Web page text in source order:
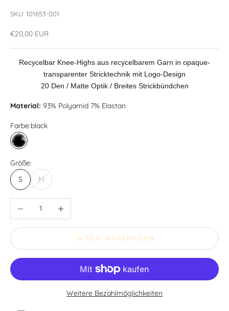
SKU: 101653-001
Angebot
€20,00 EUR
Recycelbar Knee-Highs aus recycelbarem Garn in opaque-
transparenter Stricktechnik mit Logo-Design
20 Den / Matte Optik / Breites Strickbündchen
Material: 93% Polyamid 7% Elastan
Farbe:black
black
Größe:
S
M
Anzahl verringern
IN DEN WARENKORB
Weitere Bezahlmöglichkeiten